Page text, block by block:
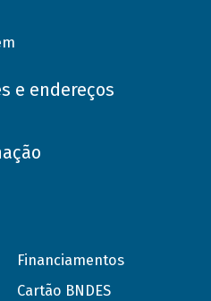
e endereços
Financiamentos
Cartão BNDES